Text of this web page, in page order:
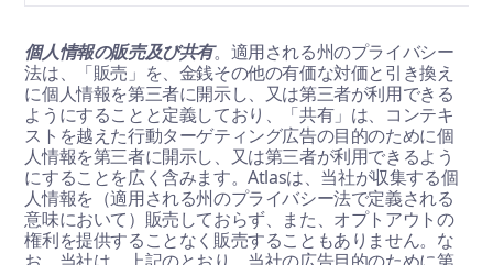
個人情報の販売及び共有。適用される州のプライバシー
法は、「販売」を、金銭その他の有価な対価と引き換え
に個人情報を第三者に開示し、又は第三者が利用できる
ようにすることと定義しており、「共有」は、コンテキ
ストを越えた行動ターゲティング広告の目的のために個
人情報を第三者に開示し、又は第三者が利用できるよう
にすることを広く含みます。Atlasは、当社が収集する個
人情報を（適用される州のプライバシー法で定義される
意味において）販売しておらず、また、オプトアウトの
権利を提供することなく販売することもありません。な